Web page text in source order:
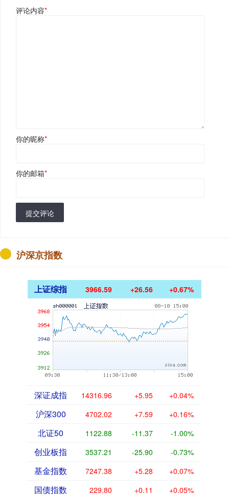
评论内容*
你的昵称*
你的邮箱*
提交评论
沪深京指数
上证综指 3966.59 +26.56 +0.67%
深证成指 14316.96 +5.95 +0.04%
沪深300 4702.02 +7.59 +0.16%
北证50 1122.88 -11.37 -1.00%
创业板指 3537.21 -25.90 -0.73%
基金指数 7247.38 +5.28 +0.07%
国债指数 229.80 +0.11 +0.05%